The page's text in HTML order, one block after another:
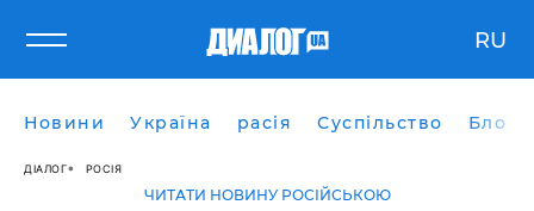
RU
Новини Україна расія Суспільство Блоги
ДІАЛОГ РОСІЯ
ЧИТАТИ НОВИНУ РОСІЙСЬКОЮ